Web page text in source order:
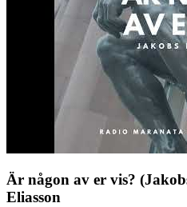
Är någon av er vis?
Eliasson